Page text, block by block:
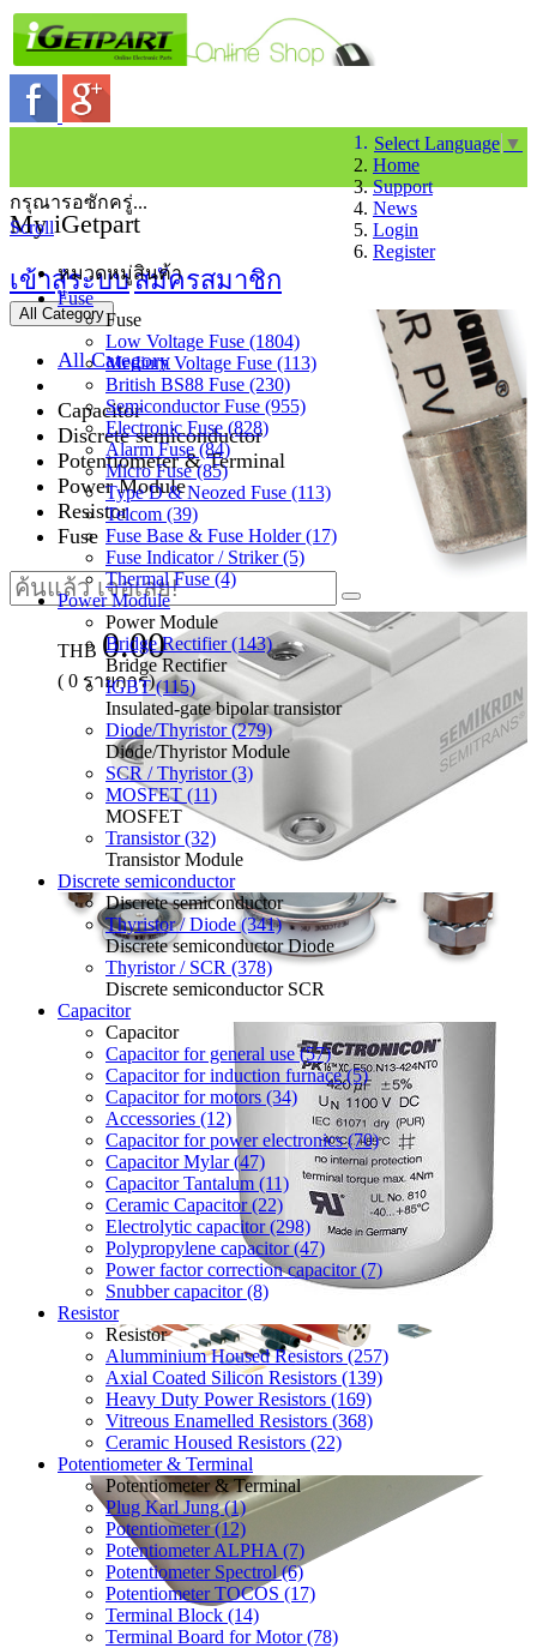
Select Language ▼
Home
Support
News
Login
Register
My iGetpart
เข้าสู่ระบบสมัครสมาชิก
All Category
All Category
Capacitor
Discrete semiconductor
Potentiometer & Terminal
Power Module
Resistor
Fuse
THB 0.00
( 0 รายการ)
กรุณารอซักครู่...
Scroll
หมวดหมู่สินค้า
Fuse
Fuse
Low Voltage Fuse (1804)
Medium Voltage Fuse (113)
British BS88 Fuse (230)
Semiconductor Fuse (955)
Electronic Fuse (828)
Alarm Fuse (84)
Micro Fuse (85)
Type D & Neozed Fuse (113)
Telcom (39)
Fuse Base & Fuse Holder (17)
Fuse Indicator / Striker (5)
Thermal Fuse (4)
Power Module
Power Module
Bridge Rectifier (143)
Bridge Rectifier
IGBT (115)
Insulated-gate bipolar transistor
Diode/Thyristor (279)
Diode/Thyristor Module
SCR / Thyristor (3)
MOSFET (11)
MOSFET
Transistor (32)
Transistor Module
Discrete semiconductor
Discrete semiconductor
Thyristor / Diode (341)
Discrete semiconductor Diode
Thyristor / SCR (378)
Discrete semiconductor SCR
Capacitor
Capacitor
Capacitor for general use (57)
Capacitor for induction furnace (5)
Capacitor for motors (34)
Accessories (12)
Capacitor for power electronics (70)
Capacitor Mylar (47)
Capacitor Tantalum (11)
Ceramic Capacitor (22)
Electrolytic capacitor (298)
Polypropylene capacitor (47)
Power factor correction capacitor (7)
Snubber capacitor (8)
Resistor
Resistor
Alumminium Housed Resistors (257)
Axial Coated Silicon Resistors (139)
Heavy Duty Power Resistors (169)
Vitreous Enamelled Resistors (368)
Ceramic Housed Resistors (22)
Potentiometer & Terminal
Potentiometer & Terminal
Plug Karl Jung (1)
Potentiometer (12)
Potentiometer ALPHA (7)
Potentiometer Spectrol (6)
Potentiometer TOCOS (17)
Terminal Block (14)
Terminal Board for Motor (78)